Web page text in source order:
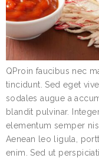
QProin faucibus nec
tincidunt. Sed eget
sodales augue a
blandit pulvinar.
elementum semper
Aenean leo ligula,
enim. Sed ut